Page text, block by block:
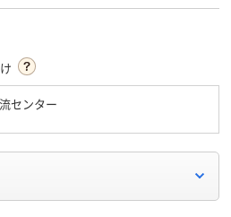
センター